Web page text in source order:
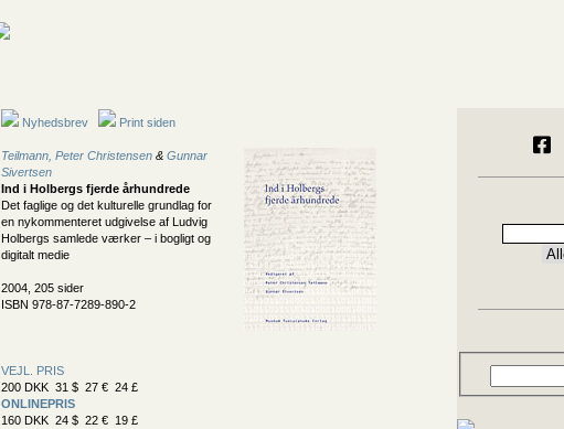
Nyhedsbrev Print siden
Teilmann, Peter Christensen & Gunnar
Sivertsen
Ind i Holbergs fjerde århundrede
Det faglige og det kulturelle grundlag for
en nykommenteret udgivelse af Ludvig
Holbergs samlede værker – i bogligt og
digitalt medie
2004, 205 sider
ISBN 978-87-7289-890-2
VEJL. PRIS
200 DKK 31 $ 27 € 24 £
ONLINEPRIS
160 DKK 24 $ 22 € 19 £